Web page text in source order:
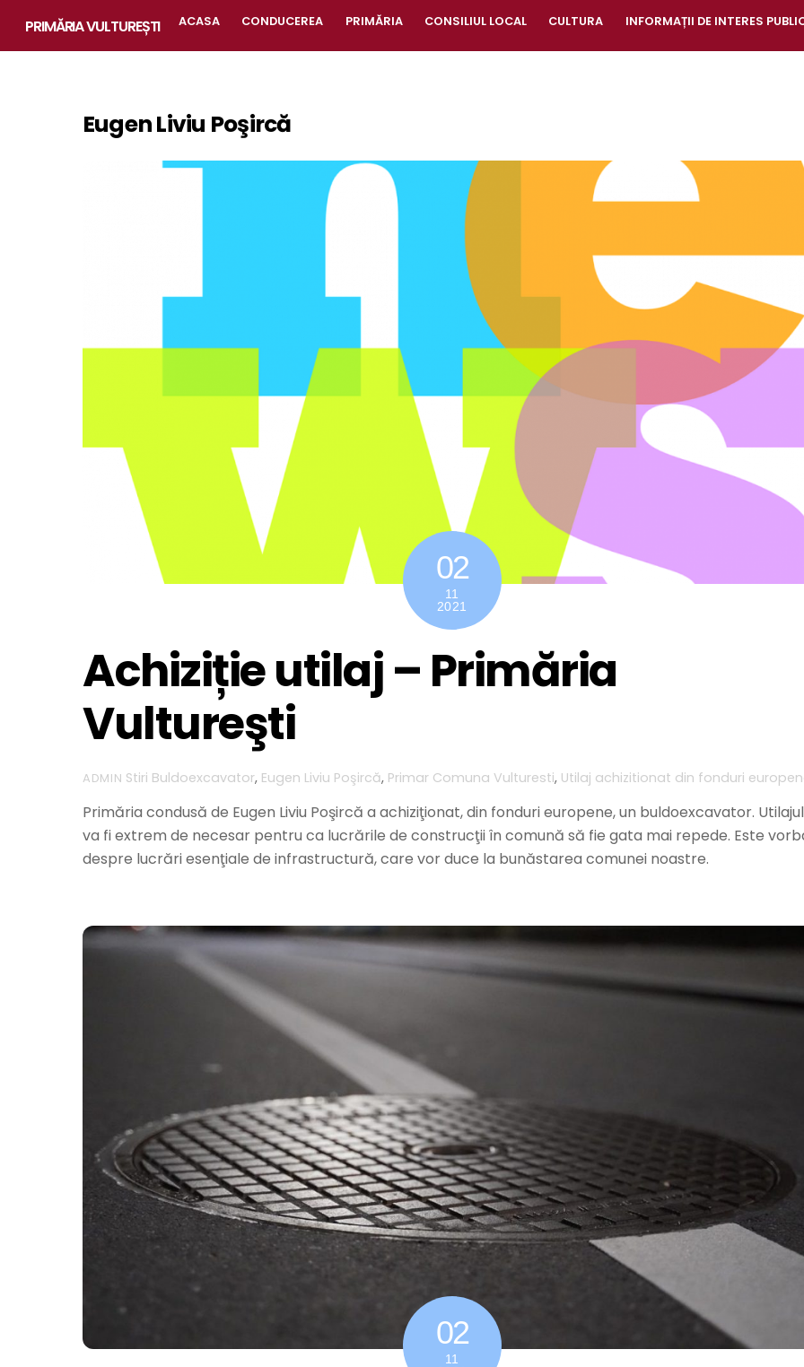
content
PRIMĂRIA VULTUREȘTI ACASA CONDUCEREA PRIMĂRIA CONSILIUL LOCAL CULTURA INFORMAȚII DE INTERES
Eugen Liviu Poşircă
02
11
2021
Achiziție utilaj – Primăria
Vultureşti
ADMIN Stiri Buldoexcavator, Eugen Liviu Poşircă, Primar Comuna Vulturesti, Utilaj achizitionat din fonduri
Primăria condusă de Eugen Liviu Poşircă a achiziţionat, din fonduri europene, un buldoexcavator. Utilajul
va fi extrem de necesar pentru ca lucrările de construcţii în comună să fie gata mai repede. Este
despre lucrări esenţiale de infrastructură, care vor duce la bunăstarea comunei noastre.
02
11